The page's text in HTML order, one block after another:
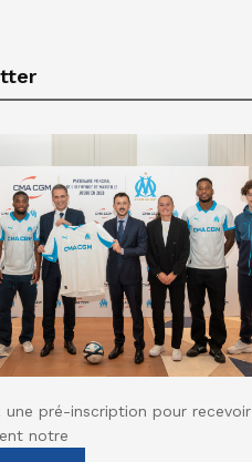
une pré-inscription pour recevoir
notre